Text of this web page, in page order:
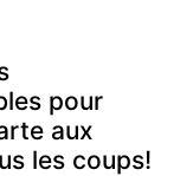
pour
aux
les coups!